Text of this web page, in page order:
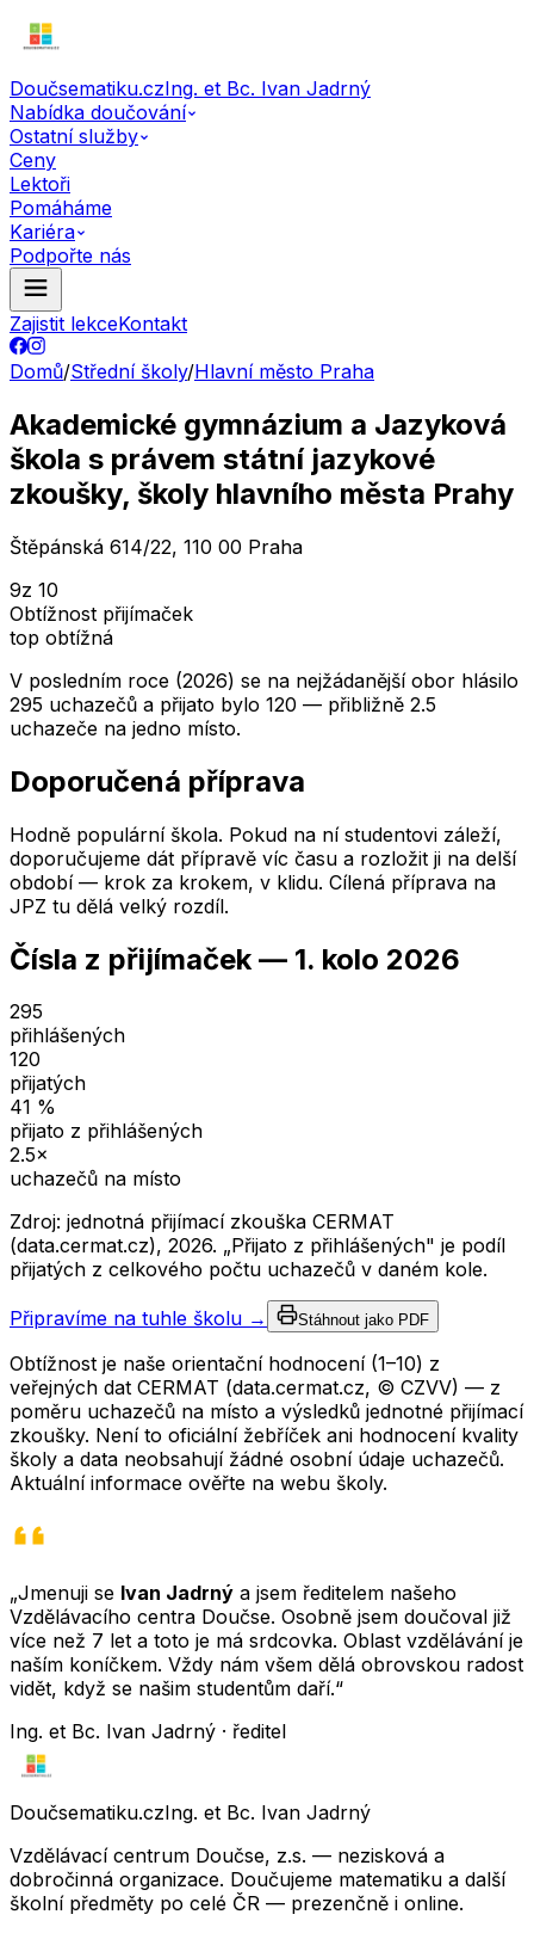
Doučsematiku.czIng. et Bc. Ivan Jadrný
Nabídka doučování
Ostatní služby
Ceny
Lektoři
Pomáháme
Kariéra
Podpořte nás
Zajistit lekceKontakt
Domů/Střední školy/Hlavní město Praha
Akademické gymnázium a Jazyková
škola s právem státní jazykové
zkoušky, školy hlavního města Prahy
Štěpánská 614/22, 110 00 Praha
9z 10
Obtížnost přijímaček
top obtížná
V posledním roce (2026) se na nejžádanější obor hlásilo
295 uchazečů a přijato bylo 120 — přibližně 2.5
uchazeče na jedno místo.
Doporučená příprava
Hodně populární škola. Pokud na ní studentovi záleží,
doporučujeme dát přípravě víc času a rozložit ji na delší
období — krok za krokem, v klidu. Cílená příprava na
JPZ tu dělá velký rozdíl.
Čísla z přijímaček — 1. kolo 2026
295
přihlášených
120
přijatých
41 %
přijato z přihlášených
2.5×
uchazečů na místo
Zdroj: jednotná přijímací zkouška CERMAT
(data.cermat.cz), 2026. „Přijato z přihlášených" je podíl
přijatých z celkového počtu uchazečů v daném kole.
Připravíme na tuhle školu → Stáhnout jako PDF
Obtížnost je naše orientační hodnocení (1–10) z
veřejných dat CERMAT (data.cermat.cz, © CZVV) — z
poměru uchazečů na místo a výsledků jednotné přijímací
zkoušky. Není to oficiální žebříček ani hodnocení kvality
školy a data neobsahují žádné osobní údaje uchazečů.
Aktuální informace ověřte na webu školy.
„Jmenuji se Ivan Jadrný a jsem ředitelem našeho
Vzdělávacího centra Doučse. Osobně jsem doučoval již
více než 7 let a toto je má srdcovka. Oblast vzdělávání je
naším koníčkem. Vždy nám všem dělá obrovskou radost
vidět, když se našim studentům daří.“
Ing. et Bc. Ivan Jadrný · ředitel
Doučsematiku.czIng. et Bc. Ivan Jadrný
Vzdělávací centrum Doučse, z.s. — nezisková a
dobročinná organizace. Doučujeme matematiku a další
školní předměty po celé ČR — prezenčně i online.